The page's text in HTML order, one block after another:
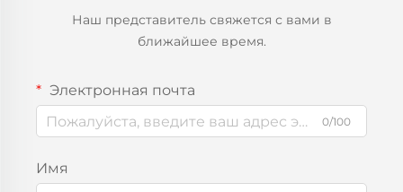
Наш представитель свяжется с вами в
ближайшее время.
Электронная почта
0/100
Имя